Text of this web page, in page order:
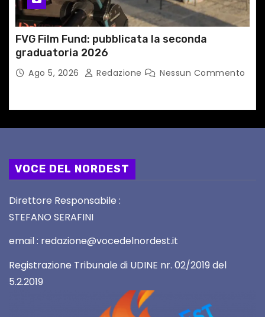
FVG Film Fund: pubblicata la seconda
graduatoria 2026
Ago 5, 2026 Redazione Nessun Commento
VOCE DEL NORDEST
Direttore Responsabile :
STEFANO SERAFINI
email : redazione@vocedelnordest.it
Registrazione Tribunale di UDINE nr. 02/2019 del
5.2.2019